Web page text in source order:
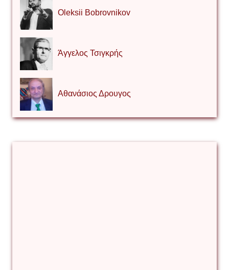
Oleksii Bobrovnikov
Άγγελος Τσιγκρής
Αθανάσιος Δρουγος